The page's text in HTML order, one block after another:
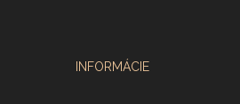
INFORMÁCIE